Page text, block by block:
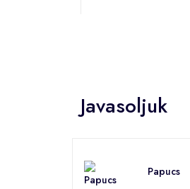
Javasoljuk
Papucs